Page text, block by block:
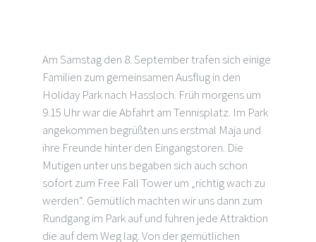
Am Samstag den 8. September trafen sich einige
Familien zum gemeinsamen Ausflug in den
Holiday Park nach Hassloch. Früh morgens um
9.15 Uhr war die Abfahrt am Tennisplatz. Im Park
angekommen begrüßten uns erstmal Maja und
ihre Freunde hinter den Eingangstoren. Die
Mutigen unter uns begaben sich auch schon
sofort zum Free Fall Tower um „richtig wach zu
werden“. Gemütlich machten wir uns dann zum
Rundgang im Park auf und fuhren jede Attraktion
die auf dem Weg lag. Von der gemütlichen